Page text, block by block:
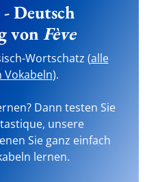
Deutsch
vonFève
Wortschatz (alle
Vokabeln).
Dann testen Sie
unsere
Sie ganz einfach
lernen.